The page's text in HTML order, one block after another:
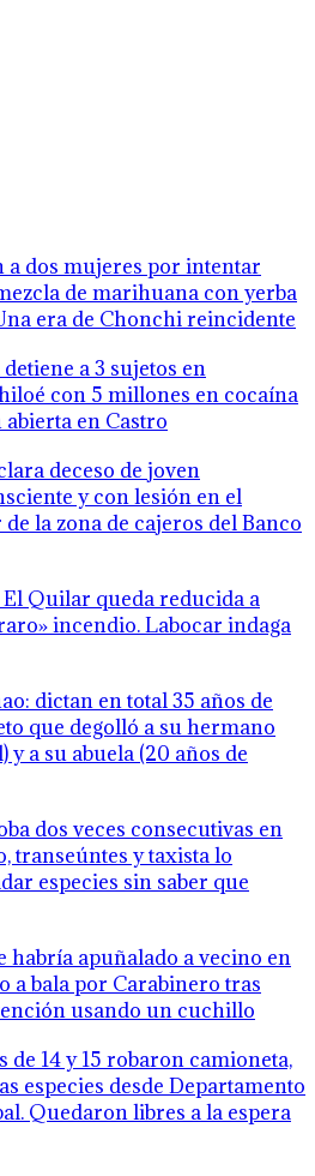
a dos mujeres por intentar
de marihuana con yerba
era de Chonchi reincidente
a 3 sujetos en
con 5 millones en cocaína
en Castro
deceso de joven
y con lesión en el
la zona de cajeros del Banco
Quilar queda reducida a
incendio. Labocar indaga
dictan en total 35 años de
que degolló a su hermano
y a su abuela (20 años de
dos veces consecutivas en
transeúntes y taxista lo
especies sin saber que
habría apuñalado a vecino en
a bala por Carabinero tras
usando un cuchillo
14 y 15 robaron camioneta,
especies desde Departamento
Quedaron libres a la espera